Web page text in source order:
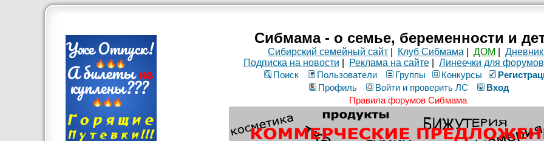
Сибмама - о семье, беременности и
Сибирский семейный сайт| Клуб Сибмама ДОМ
Подписка на новости
Реклама на сайте| Линеечки для форумов
Поиск
Пользователи Группы Конкурсы
Профиль
Войти и проверить ЛС
Вход
Правила форумов Сибмама